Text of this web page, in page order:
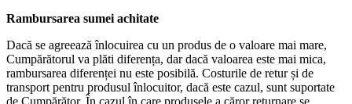
Rambursarea sumei achitate
Dacă se agreează înlocuirea cu un produs de o valoare mai mare,
Cumpărătorul va plăti diferența, dar dacă valoarea este mai mica,
rambursarea diferenței nu este posibilă. Costurile de retur și de
transport pentru produsul înlocuitor, dacă este cazul, sunt suportate